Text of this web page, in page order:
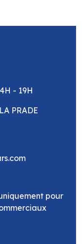
-- 12h00 /
- 19H
PRADE
pour